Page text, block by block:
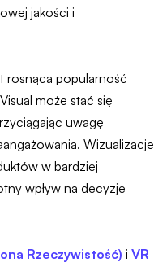
jakości i
rosnąca popularność
może stać się
uwagę
Wizualizacje
w bardziej
wpływ na decyzje
Rzeczywistość) i VR